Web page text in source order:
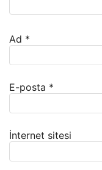
Ad *
E-posta *
İnternet sitesi